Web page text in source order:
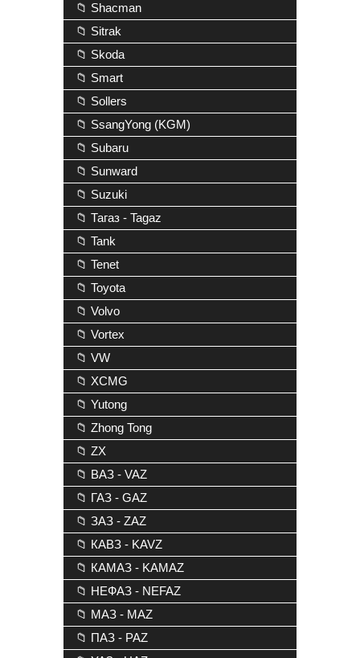
📁 Shacman
📁 Sitrak
📁 Skoda
📁 Smart
📁 Sollers
📁 SsangYong (KGM)
📁 Subaru
📁 Sunward
📁 Suzuki
📁 Тагаз - Tagaz
📁 Tank
📁 Tenet
📁 Toyota
📁 Volvo
📁 Vortex
📁 VW
📁 XCMG
📁 Yutong
📁 Zhong Tong
📁 ZX
📁 ВАЗ - VAZ
📁 ГАЗ - GAZ
📁 ЗАЗ - ZAZ
📁 КАВЗ - KAVZ
📁 КАМАЗ - KAMAZ
📁 НЕФАЗ - NEFAZ
📁 МАЗ - MAZ
📁 ПАЗ - PAZ